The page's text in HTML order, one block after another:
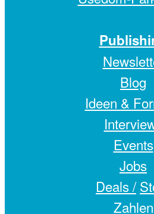
Blog
Ideen &
Events
Jobs
Deals /
Zahlen